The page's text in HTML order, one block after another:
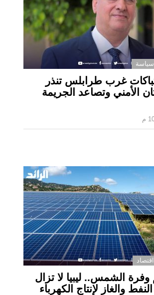
سياسة
غرب طرابلس تنذر
الأمني وتصاعد الجريمة
اقتصاد
الشمس.. ليبيا لا تزال
والغاز لإنتاج الكهرباء